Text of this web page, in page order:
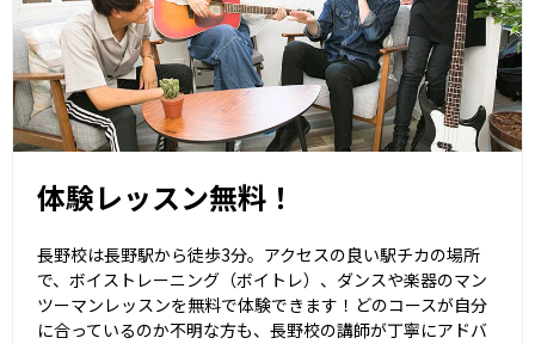
体験レッスン無料！
長野校は長野駅から徒歩3分。アクセスの良い駅チカの場所
で、ボイストレーニング（ボイトレ）、ダンスや楽器のマン
ツーマンレッスンを無料で体験できます！どのコースが自分
に合っているのか不明な方も、長野校の講師が丁寧にアドバ